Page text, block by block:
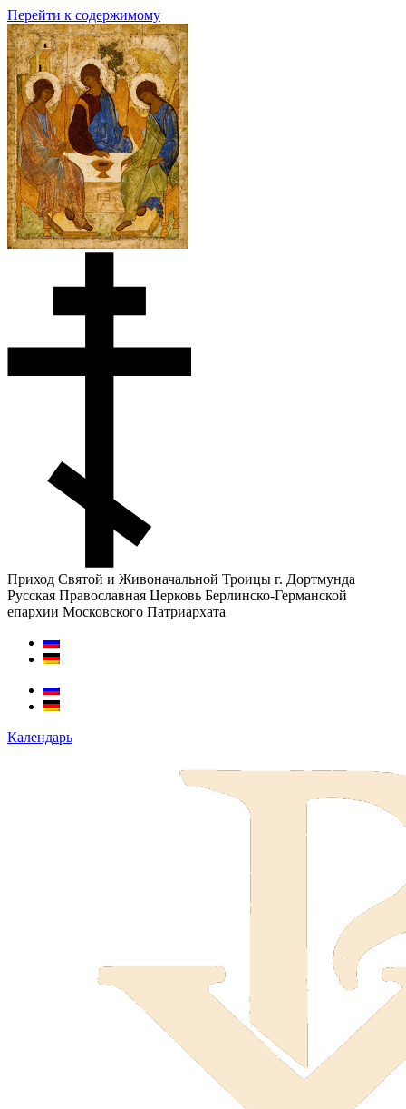
Перейти к содержимому
Приход Святой и Живоначальной Троицы г. Дортмунда
Русская Православная Церковь Берлинско-Германской
епархии Московского Патриархата
Календарь